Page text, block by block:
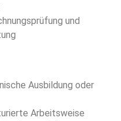
und
Ausbildung oder
Arbeitsweise